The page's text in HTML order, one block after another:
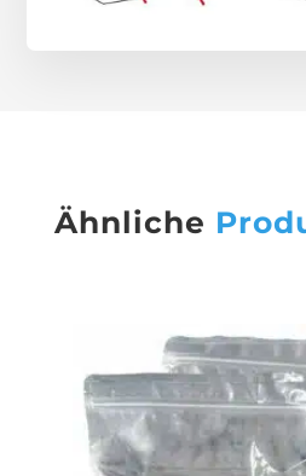
Ähnliche